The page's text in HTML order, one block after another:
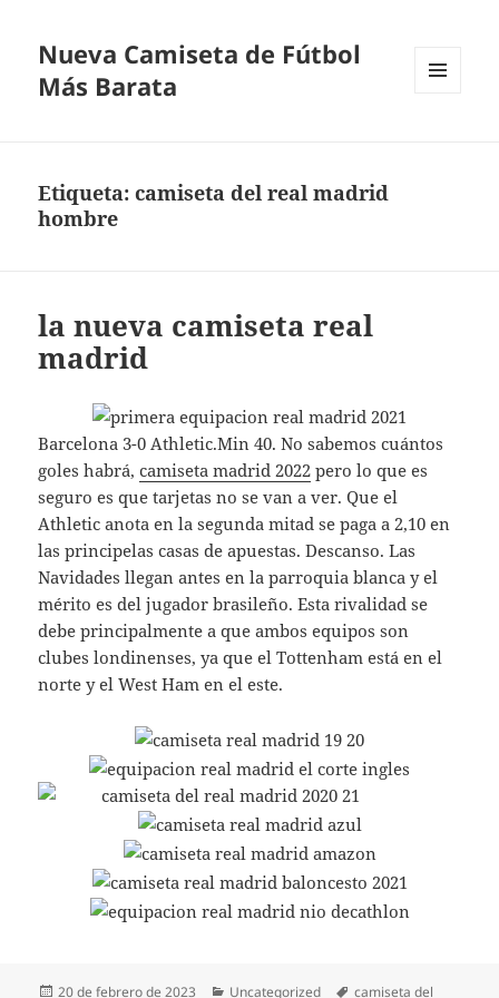
Nueva Camiseta de Fútbol
Más Barata
Etiqueta:camiseta del real madrid
hombre
la nueva camiseta real
madrid
Barcelona 3-0 Athletic.Min 40. No sabemos cuántos
goles habrá,camiseta madrid 2022 pero lo que es
seguro es que tarjetas no se van a ver. Que el
Athletic anota en la segunda mitad se paga a 2,10 en
las principelas casas de apuestas. Descanso. Las
Navidades llegan antes en la parroquia blanca y el
mérito es del jugador brasileño. Esta rivalidad se
debe principalmente a que ambos equipos son
clubes londinenses, ya que el Tottenham está en el
norte y el West Ham en el este.
Publicado
20 de febrero de 2023 Categorías
Uncategorized Etiquetas
camiseta del